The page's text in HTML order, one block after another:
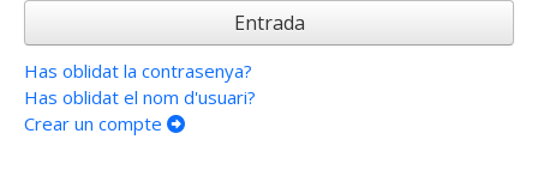
Entrada
Has oblidat la contrasenya?
Has oblidat el nom d'usuari?
Crear un compte